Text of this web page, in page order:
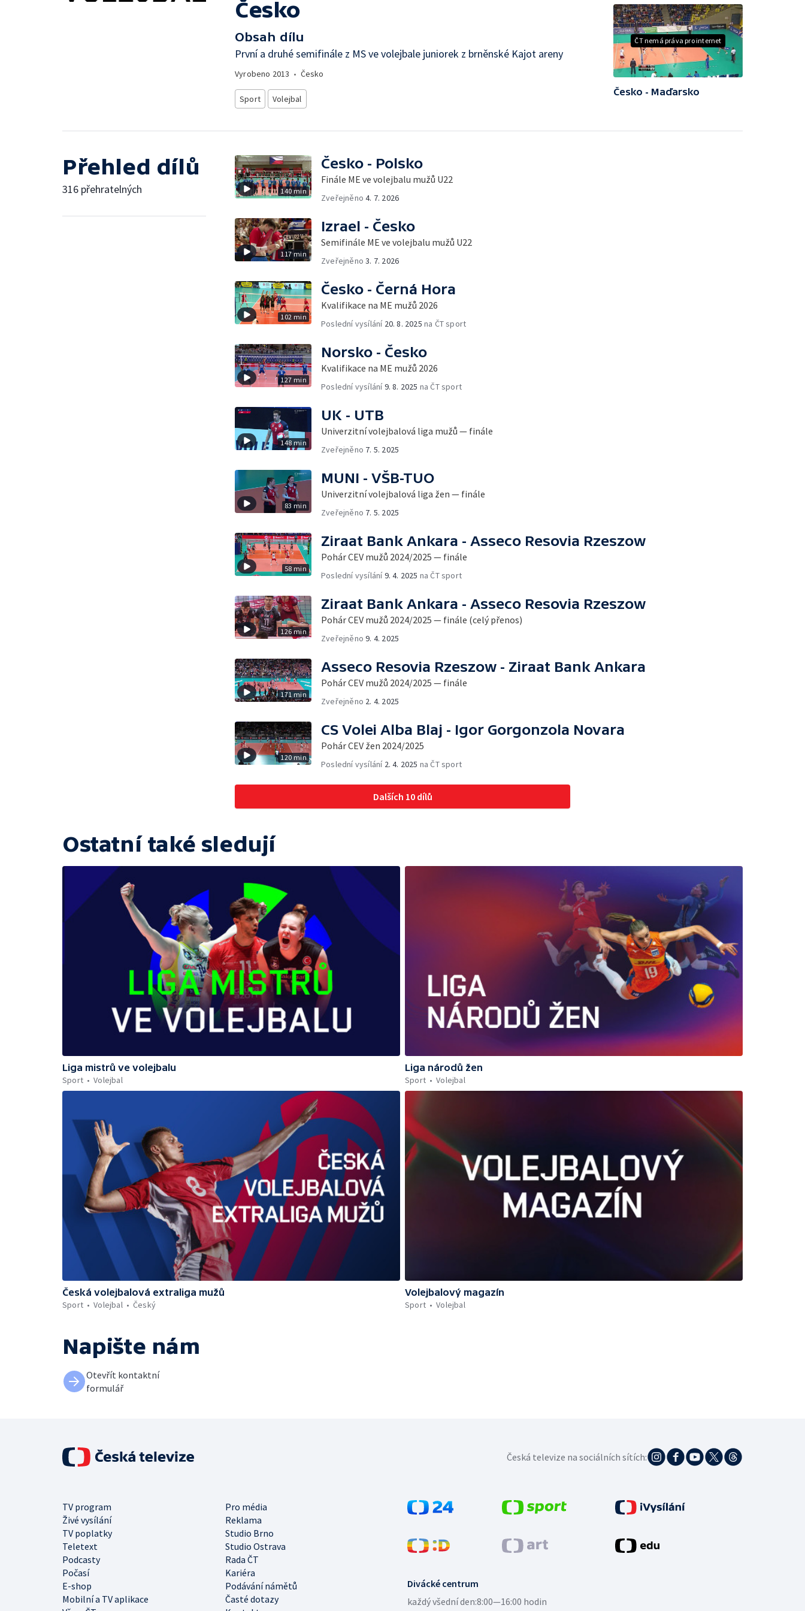
Česko
Obsah dílu
První a druhé semifinále z MS ve volejbale juniorek z brněnské Kajot areny
Vyrobeno 2013 • Česko
Sport Volejbal
ČT nemá práva pro internet
Česko - Maďarsko
Přehled dílů
316 přehratelných 140 min
Česko - Polsko
Finále ME ve volejbalu mužů U22
Zveřejněno4. 7. 2026
117 min
Izrael - Česko
Semifinále ME ve volejbalu mužů U22
Zveřejněno3. 7. 2026
102 min
Česko - Černá Hora
Kvalifikace na ME mužů 2026
Poslední vysílání 20. 8. 2025 na ČT sport
127 min
Norsko - Česko
Kvalifikace na ME mužů 2026
Poslední vysílání9. 8. 2025 na ČT sport
148 min
UK - UTB
Univerzitní volejbalová liga mužů — finále
Zveřejněno 7. 5. 2025
83 min
MUNI - VŠB-TUO
Univerzitní volejbalová liga žen — finále
Zveřejněno 7. 5. 2025
58 min
Ziraat Bank Ankara - Asseco Resovia Rzeszow
Pohár CEV mužů 2024/2025 — finále
Poslední vysílání9. 4. 2025 na ČT sport
126 min
Ziraat Bank Ankara - Asseco Resovia Rzeszow
Pohár CEV mužů 2024/2025 — finále (celý přenos)
Zveřejněno9. 4. 2025
171 min
Asseco Resovia Rzeszow - Ziraat Bank Ankara
Pohár CEV mužů 2024/2025 — finále
Zveřejněno 2. 4. 2025
120 min
CS Volei Alba Blaj - Igor Gorgonzola Novara
Pohár CEV žen 2024/2025
Poslední vysílání 2. 4. 2025 na ČT sport
Dalších 10 dílů
Ostatní také sledují
Liga mistrů ve volejbalu
Sport
Volejbal
Liga národů žen
Sport
Volejbal
Česká volejbalová extraliga mužů
Sport
Volejbal Český
Volejbalový magazín
Sport
Volejbal
Napište nám
Otevřít kontaktní
formulář
Divácké centrum
každý všední den:8:00—16:00 hodin
TV program
Pro média
Živé vysílání
Reklama
TV poplatky
Studio Brno
Teletext
Studio Ostrava
Podcasty
Rada ČT
Počasí
Kariéra
E-shop
Podávání námětů
Mobilní a TV aplikace
Časté dotazy
Česká televize na sociálních sítích: